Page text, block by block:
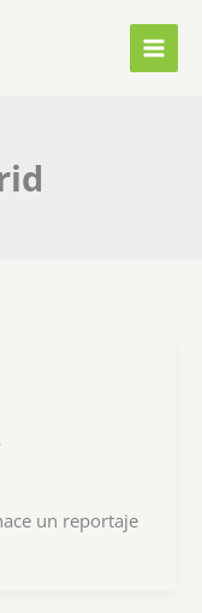
un reportaje